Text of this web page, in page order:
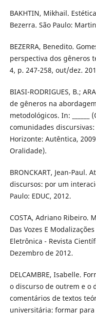
BAKHTIN, Mikhail.
Bezerra. São Paulo:
BEZERRA, Benedito.
perspectiva dos gêneros
4, p. 247-258, out/dez.
BIASI-RODRIGUES, B.;
de gêneros na
metodológicos. In:
comunidades
Horizonte: Autêntica,
Oralidade).
BRONCKART, Jean-Paul.
discursos: por um
Paulo: EDUC, 2012.
COSTA, Adriano Ribeiro.
Das Vozes E
Eletrônica - Revista
Dezembro de 2012.
DELCAMBRE, Isabelle.
o discurso de outrem e o
comentários de textos
universitária: formar para